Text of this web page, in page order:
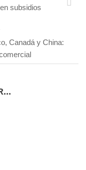
subsidios
Canadá y China: